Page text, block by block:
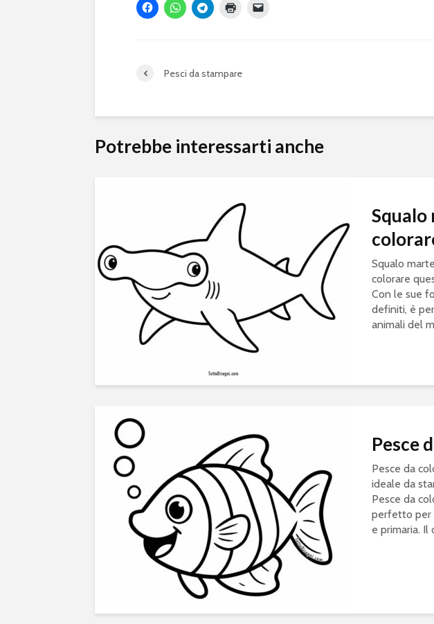
Pesci da stampare
Potrebbe interessarti anche
Squalo
Squalo
colorare
Con le sue
definiti, è
animali del
Pesce
Pesce da
ideale da
Pesce da
perfetto per
e primaria. Il